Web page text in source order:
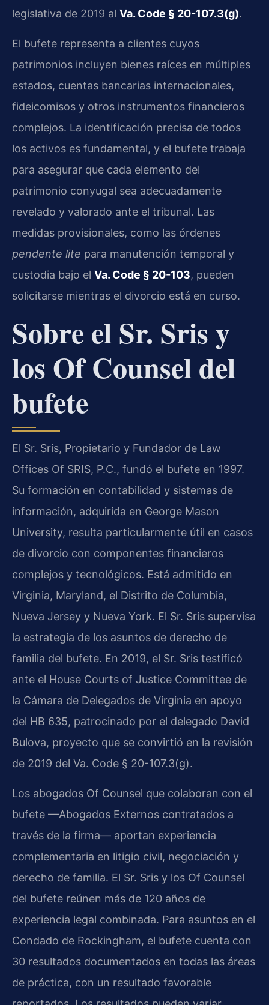
legislativa de 2019 al Va. Code § 20-107.3(g).
El bufete representa a clientes cuyos
patrimonios incluyen bienes raíces en múltiples
estados, cuentas bancarias internacionales,
fideicomisos y otros instrumentos financieros
complejos. La identificación precisa de todos
los activos es fundamental, y el bufete trabaja
para asegurar que cada elemento del
patrimonio conyugal sea adecuadamente
revelado y valorado ante el tribunal. Las
medidas provisionales, como las órdenes
pendente lite para manutención temporal y
custodia bajo el Va. Code § 20-103, pueden
solicitarse mientras el divorcio está en curso.
Sobre el Sr. Sris y
los Of Counsel del
bufete
El Sr. Sris, Propietario y Fundador de Law
Offices Of SRIS, P.C., fundó el bufete en 1997.
Su formación en contabilidad y sistemas de
información, adquirida en George Mason
University, resulta particularmente útil en casos
de divorcio con componentes financieros
complejos y tecnológicos. Está admitido en
Virginia, Maryland, el Distrito de Columbia,
Nueva Jersey y Nueva York. El Sr. Sris supervisa
la estrategia de los asuntos de derecho de
familia del bufete. En 2019, el Sr. Sris testificó
ante el House Courts of Justice Committee de
la Cámara de Delegados de Virginia en apoyo
del HB 635, patrocinado por el delegado David
Bulova, proyecto que se convirtió en la revisión
de 2019 del Va. Code § 20-107.3(g).
Los abogados Of Counsel que colaboran con el
bufete —Abogados Externos contratados a
través de la firma— aportan experiencia
complementaria en litigio civil, negociación y
derecho de familia. El Sr. Sris y los Of Counsel
del bufete reúnen más de 120 años de
experiencia legal combinada. Para asuntos en el
Condado de Rockingham, el bufete cuenta con
30 resultados documentados en todas las áreas
de práctica, con un resultado favorable